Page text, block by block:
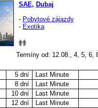
SAE, Dubaj
- Pobytové zájazdy
- Exotika
Termíny od: 12.08., 4, 5, 6,
5 dní
Last Minute
8 dní
Last Minute
10 dní
Last Minute
12 dní
Last Minute